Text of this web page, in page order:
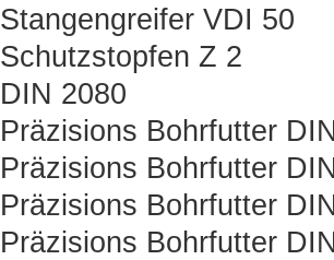
Stangengreifer VDI 50
Schutzstopfen Z 2
DIN 2080
Präzisions Bohrfutter
Präzisions Bohrfutter
Präzisions Bohrfutter
Präzisions Bohrfutter